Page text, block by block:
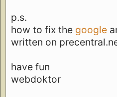
p.s.
how to fix the google
written on
have fun
webdoktor